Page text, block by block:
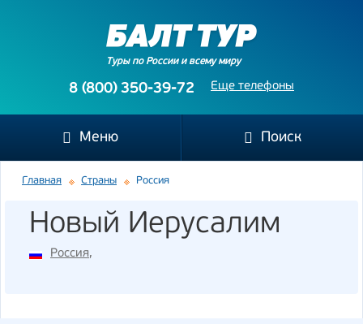
Туры по России и всему миру
Еще телефоны
8 (800) 350-39-72
Меню Поиск
Главная Страны Россия
Новый Иерусалим
Россия,